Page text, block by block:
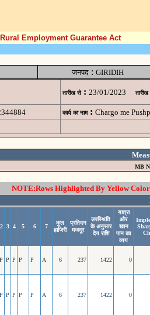
Employment Guarantee Act
जनपद : GIRIDIH
तारीख से : 23/01/2023 तारीख
कार्य का नाम : Chargo me
MB
NOTE:Rows Highlighted By Yellow
2 3 4 5 6 7
कुल
हाजिरी
प्रतिदन
मजदूर
उपस्थिति
के अनुसार
देय राशि
यात्रा
और
खान
पान का
व्यय
P P P P P A 6 237 1422 0
P P P P P A 6 237 1422 0